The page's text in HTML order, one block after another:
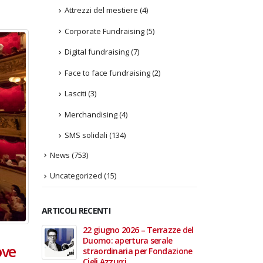
Attrezzi del mestiere (4)
Corporate Fundraising(5)
Digital fundraising(7)
Face to face fundraising(2)
Lasciti (3)
Merchandising(4)
SMS solidali (134)
News (753)
Uncategorized (15)
ARTICOLI RECENTI
Scala
22 giugno 2026 – Terrazze del
Duomo: apertura serale
straordinaria per Fondazione